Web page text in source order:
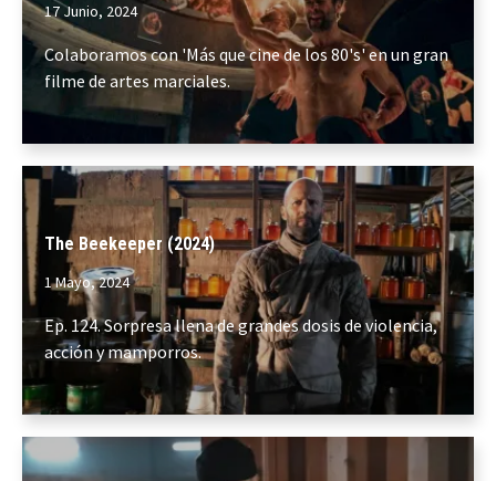
17 Junio, 2024
Colaboramos con 'Más que cine de los 80's' en un gran
filme de artes marciales.
The Beekeeper (2024)
1 Mayo, 2024
Ep. 124. Sorpresa llena de grandes dosis de violencia,
acción y mamporros.